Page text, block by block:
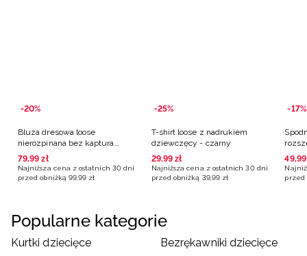
-20%
Bluza dresowa loose
nierozpinana bez kaptura
dziewczęca - różowa
79,99 zł
Najniższa cena z ostatnich 30 dni
przed obniżką 99,99 zł
-25%
T-shirt loose z nadrukiem
dziewczęcy - czarny
29,99 zł
Najniższa cena z ostatnich 30 dni
przed obniżką 39,99 zł
-17%
49,99
przed
Popularne kategorie
Kurtki dziecięce
Bezrękawniki dziecięce